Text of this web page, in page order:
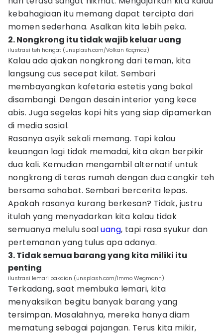
kebahagiaan itu memang dapat tercipta dari
momen sederhana. Asalkan kita lebih peka.
2. Nongkrong itu tidak wajib keluar uang
ilustrasi teh hangat (unsplash.com/Volkan Kaçmaz)
Kalau ada ajakan nongkrong dari teman, kita
langsung cus secepat kilat. Sembari
membayangkan kafetaria estetis yang bakal
disambangi. Dengan desain interior yang kece
abis. Juga segelas kopi hits yang siap dipamerkan
di media sosial.
Rasanya asyik sekali memang. Tapi kalau
keuangan lagi tidak memadai, kita akan berpikir
dua kali. Kemudian mengambil alternatif untuk
nongkrong di teras rumah dengan dua cangkir teh
bersama sahabat. Sembari bercerita lepas.
Apakah rasanya kurang berkesan? Tidak, justru
itulah yang menyadarkan kita kalau tidak
semuanya melulu soaluang, tapi rasa syukur dan
pertemanan yang tulus apa adanya.
3. Tidak semua barang yang kita miliki itu
penting
ilustrasi lemari pakaian (unsplash.com/Immo Wegmann)
Terkadang, saat membuka lemari, kita
menyaksikan begitu banyak barang yang
tersimpan. Masalahnya, mereka hanya diam
mematung sebagai pajangan. Terus kita mikir,